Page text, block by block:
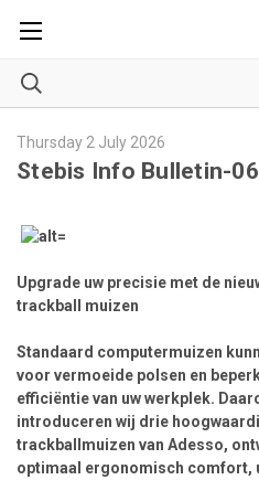
Thursday 2 July 2026
Stebis Info Bulletin-
Upgrade uw precisie met de
trackball muizen
Standaard computermuizen
voor vermoeide polsen en
efficiëntie van uw werkplek.
introduceren wij drie
trackballmuizen van Adesso,
optimaal ergonomisch comfort,